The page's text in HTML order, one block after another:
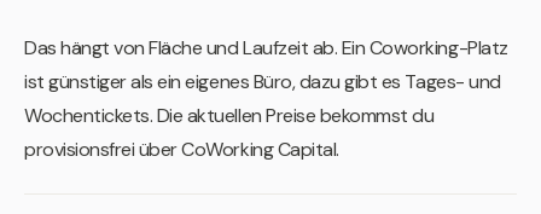
Das hängt von Fläche und Laufzeit ab. Ein Coworking-Platz
ist günstiger als ein eigenes Büro, dazu gibt es Tages- und
Wochentickets. Die aktuellen Preise bekommst du
provisionsfrei über CoWorking Capital.